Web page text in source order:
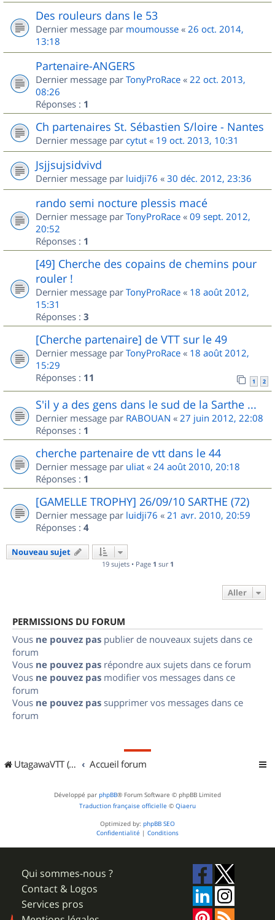
Des rouleurs dans le 53
Dernier message par moumousse « 26 oct. 2014,
13:18
Partenaire-ANGERS
Dernier message par TonyProRace « 22 oct. 2013,
08:26
Réponses : 1
Ch partenaires St. Sébastien S/loire - Nantes
Dernier message par cytut « 19 oct. 2013, 10:31
Jsjjsujsidvivd
Dernier message par luidji76 « 30 déc. 2012, 23:36
rando semi nocture plessis macé
Dernier message par TonyProRace « 09 sept. 2012,
20:52
Réponses : 1
[49] Cherche des copains de chemins pour
rouler !
Dernier message par TonyProRace « 18 août 2012,
15:31
Réponses : 3
[Cherche partenaire] de VTT sur le 49
Dernier message par TonyProRace « 18 août 2012,
15:29
Réponses : 11 1 2
S'il y a des gens dans le sud de la Sarthe ...
Dernier message par RABOUAN « 27 juin 2012, 22:08
Réponses : 1
cherche partenaire de vtt dans le 44
Dernier message par uliat « 24 août 2010, 20:18
Réponses : 1
[GAMELLE TROPHY] 26/09/10 SARTHE (72)
Dernier message par luidji76 « 21 avr. 2010, 20:59
Réponses : 4
Nouveau sujet
19 sujets • Page 1 sur 1
Aller
PERMISSIONS DU FORUM
Vous ne pouvez pas publier de nouveaux sujets dans ce
forum
Vous ne pouvez pas répondre aux sujets dans ce forum
Vous ne pouvez pas modifier vos messages dans ce
forum
Vous ne pouvez pas supprimer vos messages dans ce
forum
UtagawaVTT (Randos VTT et VTTAE avec traces GPS) Accueil forum
Développé par phpBB® Forum Software © phpBB Limited
Traduction française officielle © Qiaeru
Optimized by: phpBB SEO
Confidentialité | Conditions
Qui sommes-nous ?
Contact & Logos
Services pros